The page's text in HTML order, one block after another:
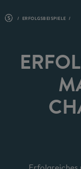
ERFOLGSBEISPIELE